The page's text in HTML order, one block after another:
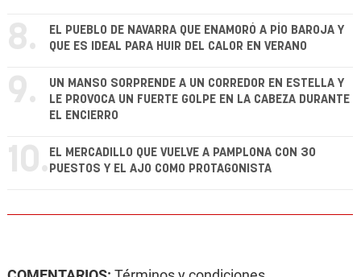
8.
EL PUEBLO DE NAVARRA QUE ENAMORÓ A PÍO BAROJA Y
QUE ES IDEAL PARA HUIR DEL CALOR EN VERANO
9.
UN MANSO SORPRENDE A UN CORREDOR EN ESTELLA Y
LE PROVOCA UN FUERTE GOLPE EN LA CABEZA DURANTE
EL ENCIERRO
10. EL MERCADILLO QUE VUELVE A PAMPLONA CON 30
PUESTOS Y EL AJO COMO PROTAGONISTA